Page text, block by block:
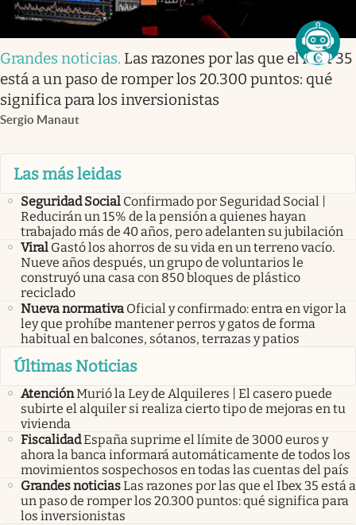
Grandes noticias. Las razones por las que el Ibex 35
está a un paso de romper los 20.300 puntos: qué
significa para los inversionistas
Sergio Manaut
Las más leidas
Seguridad Social Confirmado por Seguridad Social |
Reducirán un 15% de la pensión a quienes hayan
trabajado más de 40 años, pero adelanten su jubilación
Viral Gastó los ahorros de su vida en un terreno vacío.
Nueve años después, un grupo de voluntarios le
construyó una casa con 850 bloques de plástico
reciclado
Nueva normativa Oficial y confirmado: entra en vigor la
ley que prohíbe mantener perros y gatos de forma
habitual en balcones, sótanos, terrazas y patios
Últimas Noticias
AtenciónMurió la Ley de Alquileres | El casero puede
subirte el alquiler si realiza cierto tipo de mejoras en tu
vivienda
FiscalidadEspaña suprime el límite de 3000 euros y
ahora la banca informará automáticamente de todos los
movimientos sospechosos en todas las cuentas del país
Grandes noticiasLas razones por las que el Ibex 35 está a
un paso de romper los 20.300 puntos: qué significa para
los inversionistas